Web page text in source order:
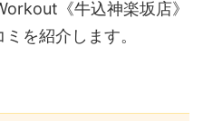
《牛込神楽坂店》
を紹介します。